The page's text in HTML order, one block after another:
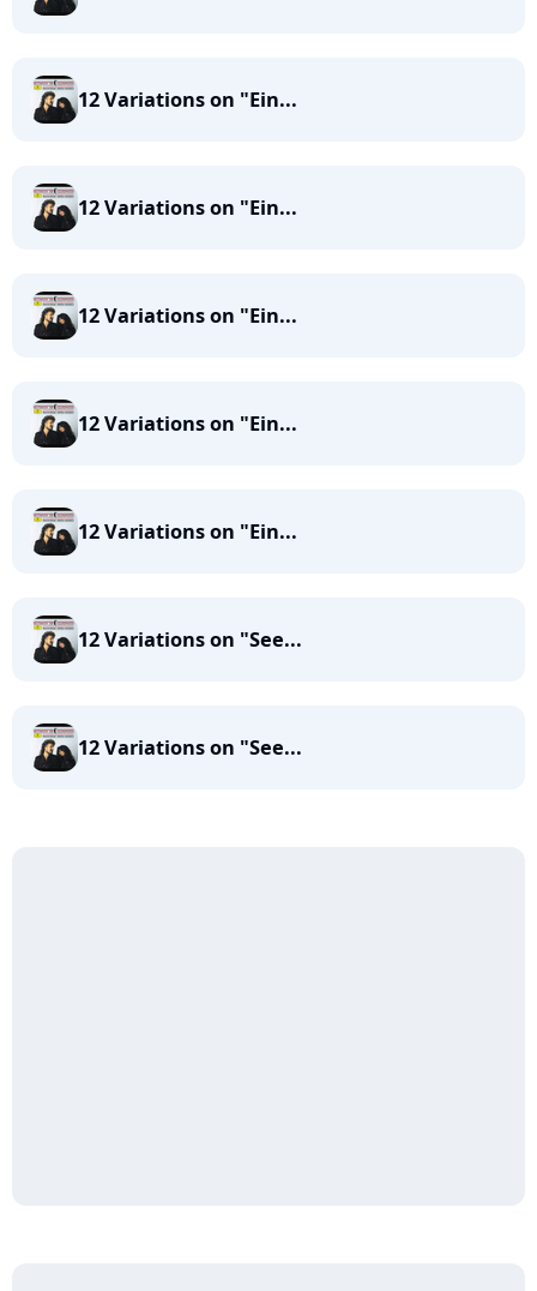
12 Variations on "Ein...
12 Variations on "Ein...
12 Variations on "Ein...
12 Variations on "Ein...
12 Variations on "Ein...
12 Variations on "See...
12 Variations on "See...